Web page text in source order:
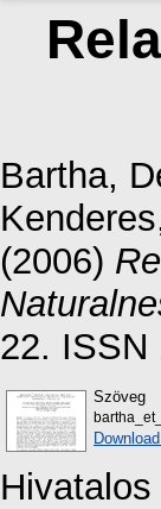
Bartha,
(2006)
22. ISSN
Szöveg